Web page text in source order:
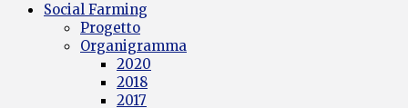
Social Farming
Progetto
Organigramma
2020
2018
2017